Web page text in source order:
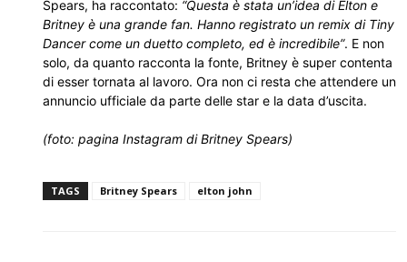
Spears, ha raccontato: “Questa è stata un’idea di Elton e
Britney è una grande fan. Hanno registrato un remix di Tiny
Dancer come un duetto completo, ed è incredibile”. E non
solo, da quanto racconta la fonte, Britney è super contenta
di esser tornata al lavoro. Ora non ci resta che attendere un
annuncio ufficiale da parte delle star e la data d’uscita.
(foto: pagina Instagram di Britney Spears)
TAGS Britney Spears elton john